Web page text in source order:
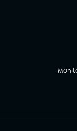
(abre